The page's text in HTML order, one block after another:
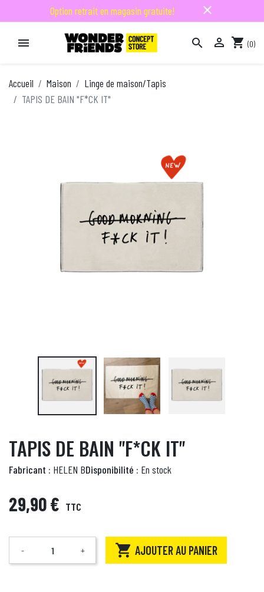
Option retrait en magasin gratuite! close
   shopping_cart (0)
Accueil Maison
Linge de maison/Tapis
TAPIS DE BAIN "F*CK IT"
TAPIS DE BAIN "F*CK IT"
Fabricant : HELEN BDisponibilité : En stock
29,90 € TTC
Quantité
- +  AJOUTER AU PANIER